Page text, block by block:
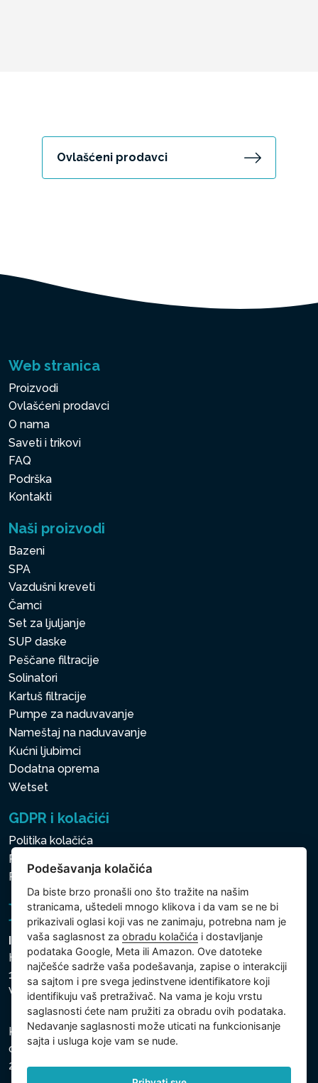
Ovlašćeni prodavci
Web stranica
Proizvodi
Ovlašćeni prodavci
O nama
Saveti i trikovi
FAQ
Podrška
Kontakti
Naši proizvodi
Bazeni
SPA
Vazdušni kreveti
Čamci
Set za ljuljanje
SUP daske
Peščane filtracije
Solinatori
Kartuš filtracije
Pumpe za naduvavanje
Nameštaj na naduvavanje
Kućni ljubimci
Dodatna oprema
Wetset
GDPR i kolačići
Politika kolačića
Politika zaštite ličnih i drugih obrađivanih podataka
Politika kolačića
Intex Trading, s.r.o.
Hradecká 2526/3
130 00 Praha 3
Vinohrady - Česká republika
Kompanija je registrovana u Opštinskom sudu u Pragu,
odeljak C, uložak 74759, Identifikacioni broj kompanije:
26150808, Poreski identifikacioni broj: CZ26150808.
Podešavanja kolačića
Da biste brzo pronašli ono što tražite na našim
stranicama, uštedeli mnogo klikova i da vam se ne bi
prikazivali oglasi koji vas ne zanimaju, potrebna nam je
vaša saglasnost zaobradu kolačića i dostavljanje
podataka Google, Meta ili Amazon. Ove datoteke
najčešće sadrže vaša podešavanja, zapise o interakciji
sa sajtom i pre svega jedinstvene identifikatore koji
identifikuju vaš pretraživač. Na vama je koju vrstu
saglasnosti ćete nam pružiti za obradu ovih podataka.
Nedavanje saglasnosti može uticati na funkcionisanje
sajta i usluga koje vam se nude.